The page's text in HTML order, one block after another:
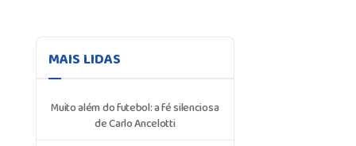
MAIS LIDAS
Muito além do futebol: a fé silenciosa
de Carlo Ancelotti